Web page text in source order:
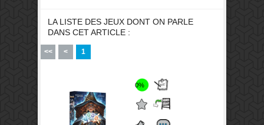
LA LISTE DES JEUX DONT ON PARLE
DANS CET ARTICLE :
<< < 1
0%